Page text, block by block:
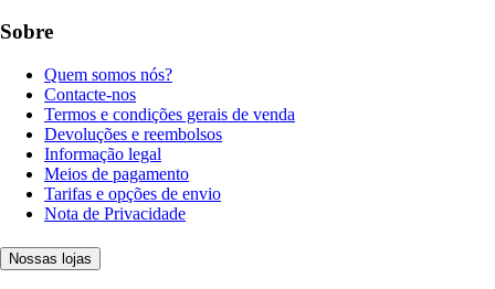
Sobre
Quem somos nós?
Contacte-nos
Termos e condições gerais de venda
Devoluções e reembolsos
Informação legal
Meios de pagamento
Tarifas e opções de envio
Nota de Privacidade
Nossas lojas